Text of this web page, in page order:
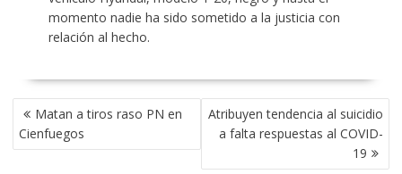
momento nadie ha sido sometido a la justicia con
relación al hecho.
POST
NAVIGATION
Matan a tiros raso PN en
Cienfuegos
Atribuyen tendencia al suicidio
a falta respuestas al COVID-
19